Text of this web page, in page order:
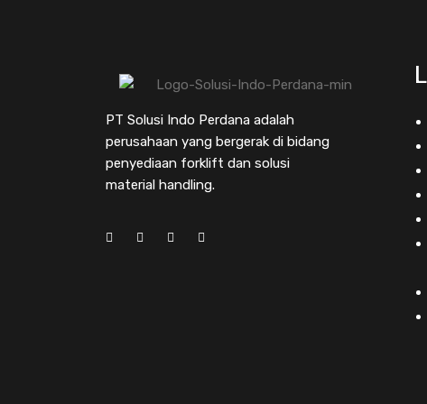
PT Solusi Indo Perdana adalah
perusahaan yang bergerak di bidang
penyediaan forklift dan solusi
material handling.